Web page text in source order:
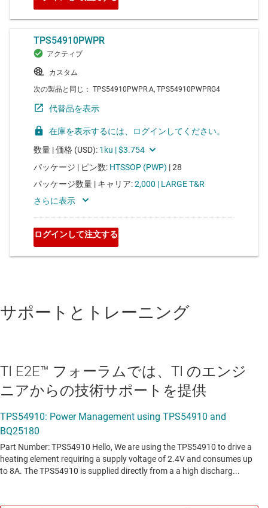
サポートとトレーニング
TI E2E™ フォーラムでは、TI のエンジ
ニアからの技術サポートを提供